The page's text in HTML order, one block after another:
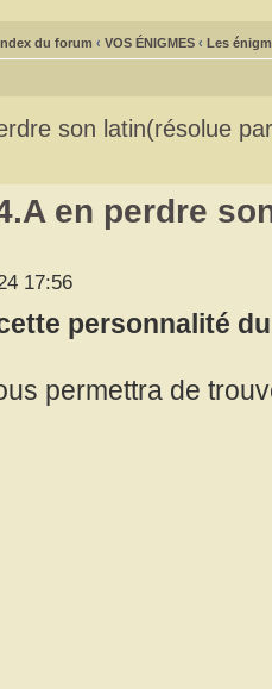
du forum ‹ VOS ÉNIGMES ‹ Les
son latin(résolue
en perdre
17:56
personnalité
permettra de